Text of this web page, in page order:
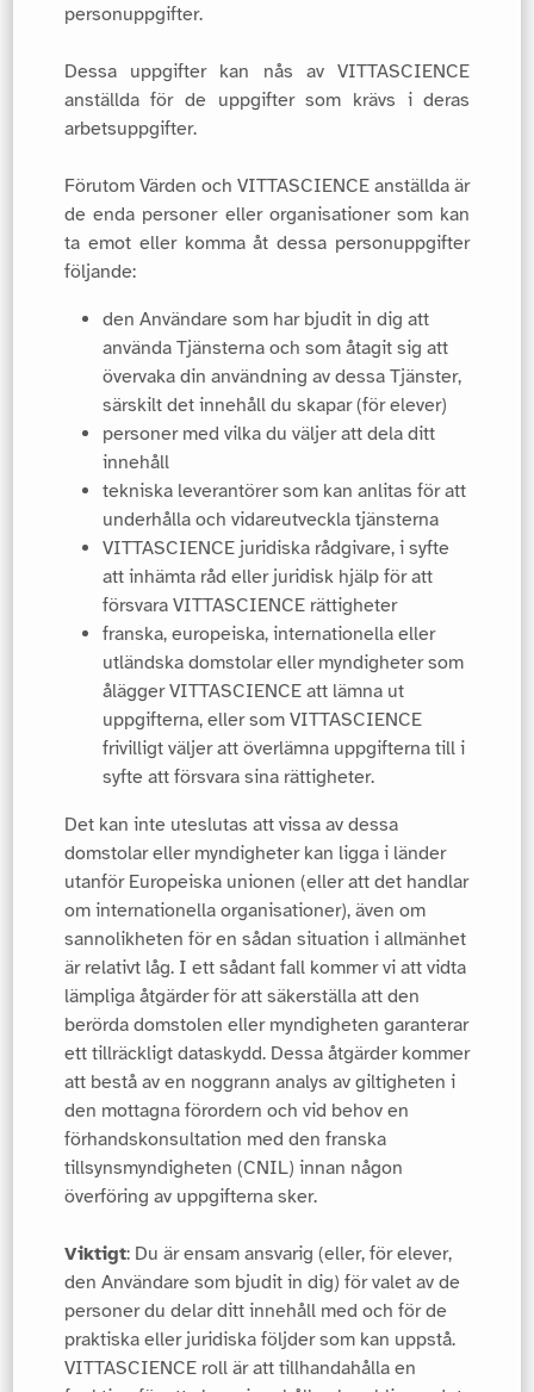
personuppgifter.
Dessa uppgifter kan nås av VITTASCIENCE
anställda för de uppgifter som krävs i deras
arbetsuppgifter.
Förutom Värden och VITTASCIENCE anställda är
de enda personer eller organisationer som kan
ta emot eller komma åt dessa personuppgifter
följande:
den Användare som har bjudit in dig att
använda Tjänsterna och som åtagit sig att
övervaka din användning av dessa Tjänster,
särskilt det innehåll du skapar (för elever)
personer med vilka du väljer att dela ditt
innehåll
tekniska leverantörer som kan anlitas för att
underhålla och vidareutveckla tjänsterna
VITTASCIENCE juridiska rådgivare, i syfte
att inhämta råd eller juridisk hjälp för att
försvara VITTASCIENCE rättigheter
franska, europeiska, internationella eller
utländska domstolar eller myndigheter som
ålägger VITTASCIENCE att lämna ut
uppgifterna, eller som VITTASCIENCE
frivilligt väljer att överlämna uppgifterna till i
syfte att försvara sina rättigheter.
Det kan inte uteslutas att vissa av dessa
domstolar eller myndigheter kan ligga i länder
utanför Europeiska unionen (eller att det handlar
om internationella organisationer), även om
sannolikheten för en sådan situation i allmänhet
är relativt låg. I ett sådant fall kommer vi att vidta
lämpliga åtgärder för att säkerställa att den
berörda domstolen eller myndigheten garanterar
ett tillräckligt dataskydd. Dessa åtgärder kommer
att bestå av en noggrann analys av giltigheten i
den mottagna förordern och vid behov en
förhandskonsultation med den franska
tillsynsmyndigheten (CNIL) innan någon
överföring av uppgifterna sker.
Viktigt: Du är ensam ansvarig (eller, för elever,
den Användare som bjudit in dig) för valet av de
personer du delar ditt innehåll med och för de
praktiska eller juridiska följder som kan uppstå.
VITTASCIENCE roll är att tillhandahålla en